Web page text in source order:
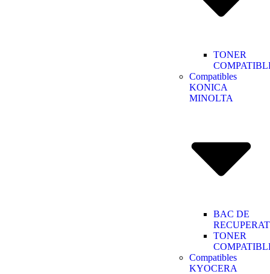
TONER
Compatibles
KONICA
MINOLTA
BAC DE
TONER
Compatibles
KYOCERA